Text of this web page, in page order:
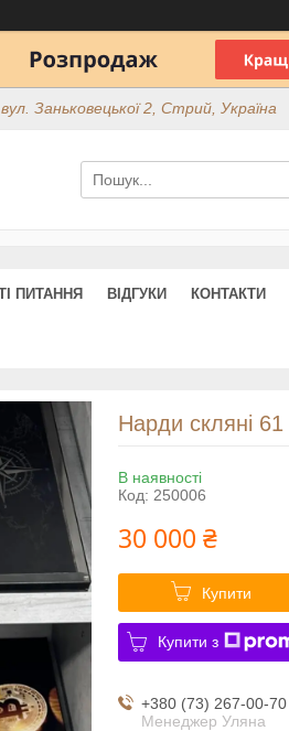
вул. Заньковецької 2, Стрий, Україна
ПИТАННЯ ВІДГУКИ КОНТАКТИ
Нарди скляні
В наявності
Код: 250006
30 000 ₴
Купити
Купити з
+380 (73) 267-00-70
Менеджер Уляна